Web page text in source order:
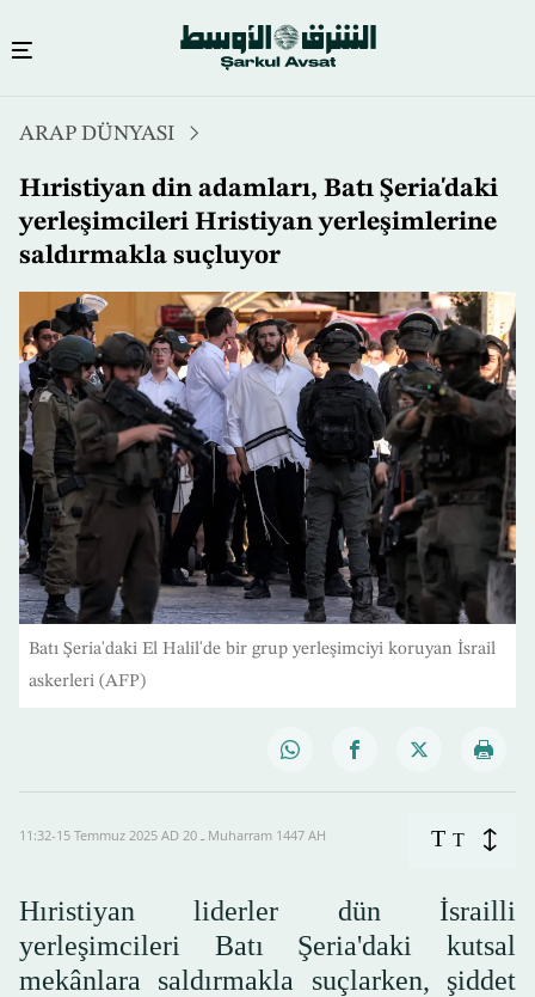
atla
ARAP DÜNYASI
Hıristiyan din adamları, Batı Şeria'daki
yerleşimcileri Hristiyan yerleşimlerine
saldırmakla suçluyor
Batı Şeria'daki El Halil'de bir grup yerleşimciyi koruyan İsrail
askerleri (AFP)
11:32-15 Temmuz 2025 AD ـ 20 Muharram 1447 AH T T
Hıristiyan liderler dün İsrailli
yerleşimcileri Batı Şeria'daki kutsal
mekânlara saldırmakla suçlarken, şiddet